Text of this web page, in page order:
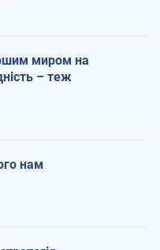
миром на
– теж
нам